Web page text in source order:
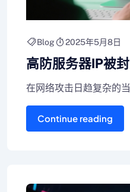
Blog 2025年5月8日
高防服务器IP被
在网络攻击日趋复杂的
Continue reading